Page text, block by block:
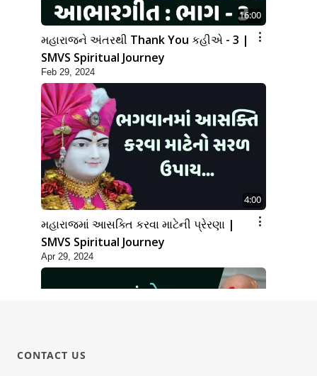
16:00
મહારાજને અંતરથી Thank You કહીએ - 3 |
SMVS Spiritual Journey
Feb 29, 2024
4:00
મહારાજમાં આસક્તિ કરવા માટેની પ્રેરણા |
SMVS Spiritual Journey
Apr 29, 2024
CONTACT US